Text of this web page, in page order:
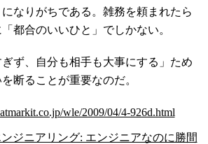
になりがちである。雑務を頼まれたら
都合のいいひと」でしかない。
ず、自分も相手も大事にする」ため
断ることが重要なのだ。
ジニアリング: エンジニアなのに勝間